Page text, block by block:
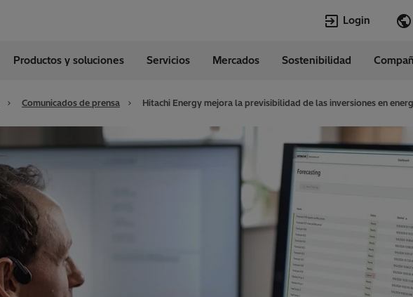
Login
Argentina Spanish
Transformadores
Empleos
Customer
Productos y soluciones Servicios Mercados Sostenibilidad
Comunicados de prensa Hitachi Energy mejora la previsibilidad de las inversiones en